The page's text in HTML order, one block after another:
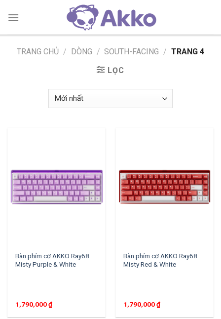
TRANG CHỦ / DÒNG / SOUTH-FACING / TRANG 4
LỌC
Bàn phím cơ AKKO Ray68
Misty Purple & White
1,790,000₫
Bàn phím cơ AKKO Ray68
Misty Red & White
1,790,000₫